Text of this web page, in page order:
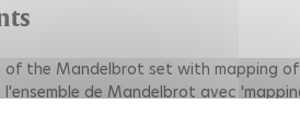
of the Mandelbrot set with mapping
de Mandelbrot avec